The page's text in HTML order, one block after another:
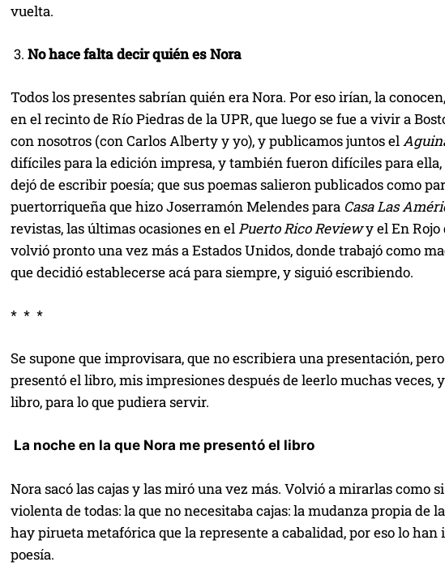
vuelta.
No hace falta decir quién es Nora
Todos los presentes sabrían quién era Nora. Por eso irían, la
en el recinto de Río Piedras de la UPR, que luego se fue a vivir a
con nosotros (con Carlos Alberty y yo), y publicamos juntos el
difíciles para la edición impresa, y también fueron difíciles para
dejó de escribir poesía; que sus poemas salieron publicados como
puertorriqueña que hizo Joserramón Melendes para Casa Las
revistas, las últimas ocasiones en el Puerto Rico Reviewy el En Rojo
volvió pronto una vez más a Estados Unidos, donde trabajó como
que decidió establecerse acá para siempre, y siguió escribiendo.
* * *
Se supone que improvisara, que no escribiera una presentación,
presentó el libro, mis impresiones después de leerlo muchas
libro, para lo que pudiera servir.
La noche en la que Nora me presentó el libro
Nora sacó las cajas y las miró una vez más. Volvió a mirarlas como
violenta de todas: la que no necesitaba cajas: la mudanza propia de
hay pirueta metafórica que la represente a cabalidad, por eso lo
poesía.